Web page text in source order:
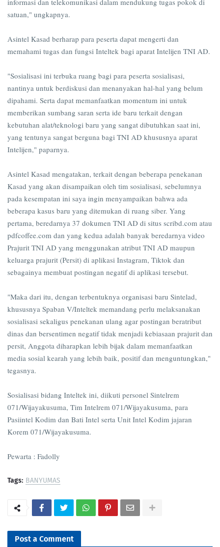
informasi dan telekomunikasi dalam mendukung tugas pokok di
satuan," ungkapnya.
Asintel Kasad berharap para peserta dapat mengerti dan
memahami tugas dan fungsi Inteltek bagi aparat Intelijen TNI AD.
"Sosialisasi ini terbuka ruang bagi para peserta sosialisasi,
nantinya untuk berdiskusi dan menanyakan hal-hal yang belum
dipahami. Serta dapat memanfaatkan momentum ini untuk
memberikan sumbang saran serta ide baru terkait dengan
kebutuhan alat/teknologi baru yang sangat dibutuhkan saat ini,
yang tentunya sangat berguna bagi TNI AD khususnya aparat
Intelijen," paparnya.
Asintel Kasad mengatakan, terkait dengan beberapa penekanan
Kasad yang akan disampaikan oleh tim sosialisasi, sebelumnya
pada kesempatan ini saya ingin menyampaikan bahwa ada
beberapa kasus baru yang ditemukan di ruang siber. Yang
pertama, beredarnya 37 dokumen TNI AD di situs scribd.com atau
pdfcoffee.com dan yang kedua adalah banyak beredarnya video
Prajurit TNI AD yang menggunakan atribut TNI AD maupun
keluarga prajurit (Persit) di aplikasi Instagram, Tiktok dan
sebagainya membuat postingan negatif di aplikasi tersebut.
"Maka dari itu, dengan terbentuknya organisasi baru Sintelad,
khususnya Spaban V/Inteltek memandang perlu melaksanakan
sosialisasi sekaligus penekanan ulang agar postingan beratribut
dinas dan bersentimen negatif tidak menjadi kebiasaan prajurit dan
persit, Anggota diharapkan lebih bijak dalam memanfaatkan
media sosial kearah yang lebih baik, positif dan menguntungkan,"
tegasnya.
Sosialisasi bidang Inteltek ini, diikuti personel Sintelrem
071/Wijayakusuma, Tim Intelrem 071/Wijayakusuma, para
Pasiintel Kodim dan Bati Intel serta Unit Intel Kodim jajaran
Korem 071/Wijayakusuma.
Pewarta : Fadolly
Tags: BANYUMAS
Post a Comment